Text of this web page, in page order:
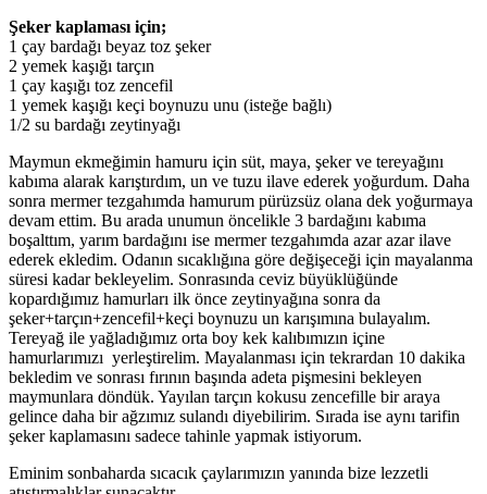
Şeker kaplaması için;
1 çay bardağı beyaz toz şeker
2 yemek kaşığı tarçın
1 çay kaşığı toz zencefil
1 yemek kaşığı keçi boynuzu unu (isteğe bağlı)
1/2 su bardağı zeytinyağı
Maymun ekmeğimin hamuru için süt, maya, şeker ve tereyağını
kabıma alarak karıştırdım, un ve tuzu ilave ederek yoğurdum. Daha
sonra mermer tezgahımda hamurum pürüzsüz olana dek yoğurmaya
devam ettim. Bu arada unumun öncelikle 3 bardağını kabıma
boşalttım, yarım bardağını ise mermer tezgahımda azar azar ilave
ederek ekledim. Odanın sıcaklığına göre değişeceği için mayalanma
süresi kadar bekleyelim. Sonrasında ceviz büyüklüğünde
kopardığımız hamurları ilk önce zeytinyağına sonra da
şeker+tarçın+zencefil+keçi boynuzu un karışımına bulayalım.
Tereyağ ile yağladığımız orta boy kek kalıbımızın içine
hamurlarımızı yerleştirelim. Mayalanması için tekrardan 10 dakika
bekledim ve sonrası fırının başında adeta pişmesini bekleyen
maymunlara döndük. Yayılan tarçın kokusu zencefille bir araya
gelince daha bir ağzımız sulandı diyebilirim. Sırada ise aynı tarifin
şeker kaplamasını sadece tahinle yapmak istiyorum.
Eminim sonbaharda sıcacık çaylarımızın yanında bize lezzetli